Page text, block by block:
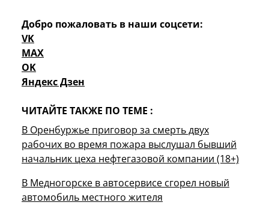
Добро пожаловать в наши соцсети:
VK
MAX
OK
Яндекс Дзен
ЧИТАЙТЕ ТАКЖЕ ПО ТЕМЕ :
В Оренбуржье приговор за смерть двух
рабочих во время пожара выслушал бывший
начальник цеха нефтегазовой компании (18+)
В Медногорске в автосервисе сгорел новый
автомобиль местного жителя